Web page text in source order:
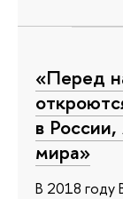
«Перед
в
мира»
В 2018 году